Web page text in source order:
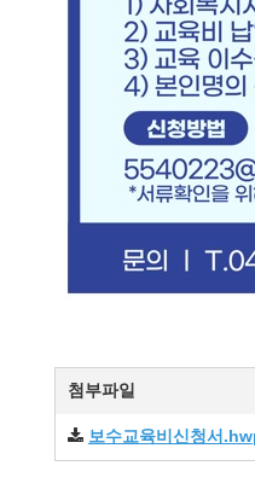
첨부파일
보수교육비신청서